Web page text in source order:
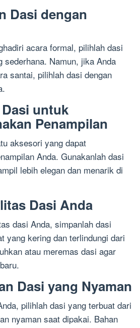
Dasi dengan
acara formal, pilihlah dasi
sederhana. Namun, jika Anda
santai, pilihlah dasi dengan
untuk
Penampilan
aksesori yang dapat
Anda. Gunakanlah dasi
lebih elegan dan menarik di
Dasi Anda
dasi Anda, simpanlah dasi
yang kering dan terlindungi dari
atau meremas dasi agar
Dasi yang Nyaman
pilihlah dasi yang terbuat dari
nyaman saat dipakai. Bahan